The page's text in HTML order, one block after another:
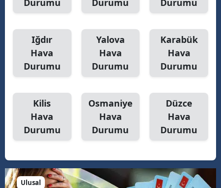
Durumu
Durumu
Durumu
Iğdır
Hava
Durumu
Yalova
Hava
Durumu
Karabük
Hava
Durumu
Kilis
Hava
Durumu
Osmaniye
Hava
Durumu
Düzce
Hava
Durumu
Ulusal